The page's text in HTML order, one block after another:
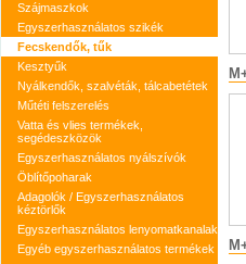
Szájmaszkok
Egyszerhasználatos szikék
Fecskendők, tűk
Kesztyűk
Nyálkendők, szalvéták, tálcabetétek
Műtéti felszerelés
Vatta és vlies termékek,
segédeszközök
Egyszerhasználatos nyálszívók
Öblítőpoharak
Adagolók / Egyszerhasználatos
kéztörlők
Egyszerhasználatos lenyomatkanalak
Egyéb egyszerhasználatos termékek